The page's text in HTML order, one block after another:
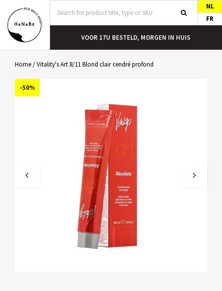
NL
FR
VOOR 17U BESTELD, MORGEN IN HUIS
Home/Vitality's Art 8/11 Blond clair cendré profond
-50%